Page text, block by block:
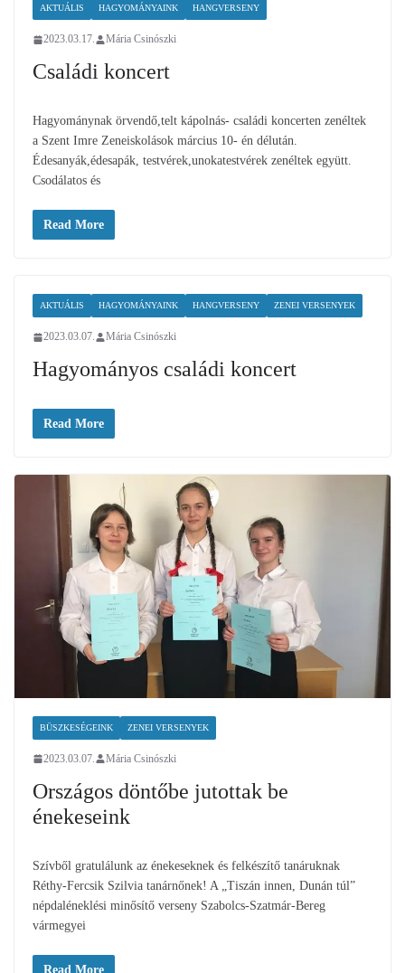
AKTUÁLIS HAGYOMÁNYAINK HANGVERSENY
2023.03.17. Mária Csinószki
Családi koncert
Hagyománynak örvendő,telt kápolnás- családi koncerten zenéltek
a Szent Imre Zeneiskolások március 10- én délután.
Édesanyák,édesapák, testvérek,unokatestvérek zenéltek együtt.
Csodálatos és
Read More
AKTUÁLIS HAGYOMÁNYAINK HANGVERSENY ZENEI VERSENYEK
2023.03.07. Mária Csinószki
Hagyományos családi koncert
Read More
BÜSZKESÉGEINK ZENEI VERSENYEK
2023.03.07. Mária Csinószki
Országos döntőbe jutottak be
énekeseink
Szívből gratulálunk az énekeseknek és felkészítő tanáruknak
Réthy-Fercsik Szilvia tanárnőnek! A „Tiszán innen, Dunán túl”
népdaléneklési minősítő verseny Szabolcs-Szatmár-Bereg
vármegyei
Read More